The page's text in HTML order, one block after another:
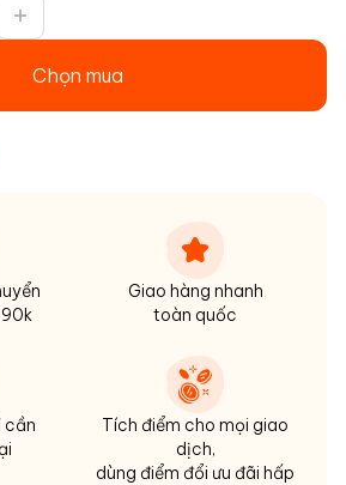
Chọn mua
Giao hàng nhanh
toàn quốc
cần
Tích điểm cho mọi giao
dịch,
dùng điểm đổi ưu đãi hấp